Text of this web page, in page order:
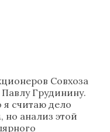
Совхоза
Грудинину.
я считаю дело
анализ этой